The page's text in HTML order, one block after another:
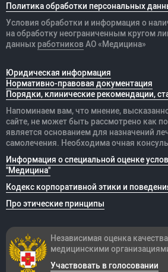
Политика обработки персональных
Условия обработки и информация о
на обработку неограниченным кругом
данных работников АО «Медицина»
Юридическая информация
Нормативно-правовая документация
Порядки, клинические рекомендации,
Напоминаем вам, что мнение,
сайте, не может быть рассмотрено как
является основанием для назначений
самолечения. Необходима очная
Информация о специальной оценке
"Медицина"
Кодекс корпоративной этики и
Про этические принципы
Независимая оценка
медицинскими
Участвовать в голосовании